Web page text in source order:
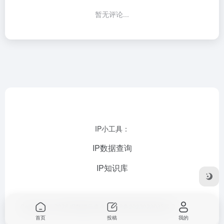
暂无评论...
IP小工具：
IP数据查询
IP知识库
Copyright © 2026 苏ICP备2023023035号-3
首页 投稿 我的